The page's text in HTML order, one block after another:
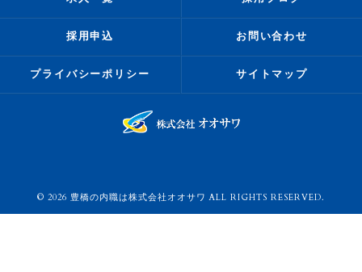
採用申込 お問い合わせ
プライバシーポリシー サイトマップ
© 2026 豊橋の内職は株式会社オオサワ ALL RIGHTS RESERVED.